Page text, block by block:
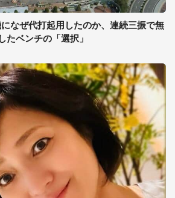
になぜ代打起用したのか、連続三振で無
たベンチの「選択」